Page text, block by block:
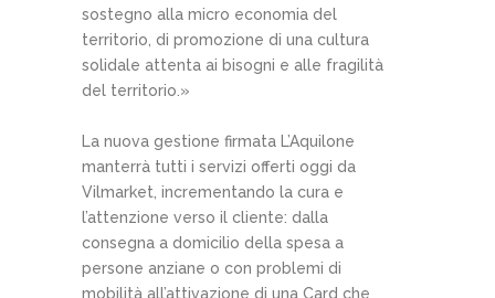
sostegno alla micro economia del
territorio, di promozione di una cultura
solidale attenta ai bisogni e alle fragilità
del territorio.»
La nuova gestione firmata L’Aquilone
manterrà tutti i servizi offerti oggi da
Vilmarket, incrementando la cura e
l’attenzione verso il cliente: dalla
consegna a domicilio della spesa a
persone anziane o con problemi di
mobilità all’attivazione di una Card che